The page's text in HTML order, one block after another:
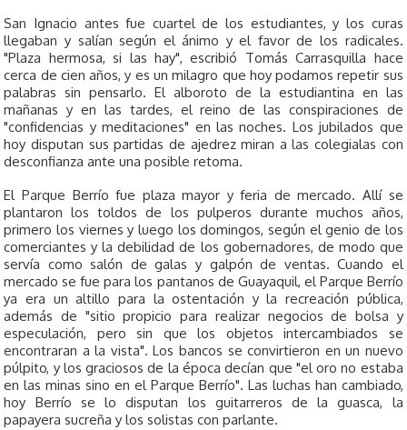
San Ignacio antes fue cuartel de los estudiantes, y los curas
llegaban y salían según el ánimo y el favor de los radicales.
"Plaza hermosa, si las hay", escribió Tomás Carrasquilla hace
cerca de cien años, y es un milagro que hoy podamos repetir sus
palabras sin pensarlo. El alboroto de la estudiantina en las
mañanas y en las tardes, el reino de las conspiraciones de
"confidencias y meditaciones" en las noches. Los jubilados que
hoy disputan sus partidas de ajedrez miran a las colegialas con
desconfianza ante una posible retoma.
El Parque Berrío fue plaza mayor y feria de mercado. Allí se
plantaron los toldos de los pulperos durante muchos años,
primero los viernes y luego los domingos, según el genio de los
comerciantes y la debilidad de los gobernadores, de modo que
servía como salón de galas y galpón de ventas. Cuando el
mercado se fue para los pantanos de Guayaquil, el Parque Berrío
ya era un altillo para la ostentación y la recreación pública,
además de "sitio propicio para realizar negocios de bolsa y
especulación, pero sin que los objetos intercambiados se
encontraran a la vista". Los bancos se convirtieron en un nuevo
púlpito, y los graciosos de la época decían que "el oro no estaba
en las minas sino en el Parque Berrío". Las luchas han cambiado,
hoy Berrío se lo disputan los guitarreros de la guasca, la
papayera sucreña y los solistas con parlante.